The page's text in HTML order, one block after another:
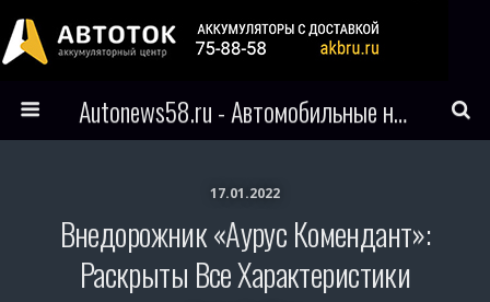
Autonews58.ru - Автомобильные новости Пензы и всего мира
17.01.2022
Внедорожник «Аурус Комендант»:
Раскрыты Все Характеристики